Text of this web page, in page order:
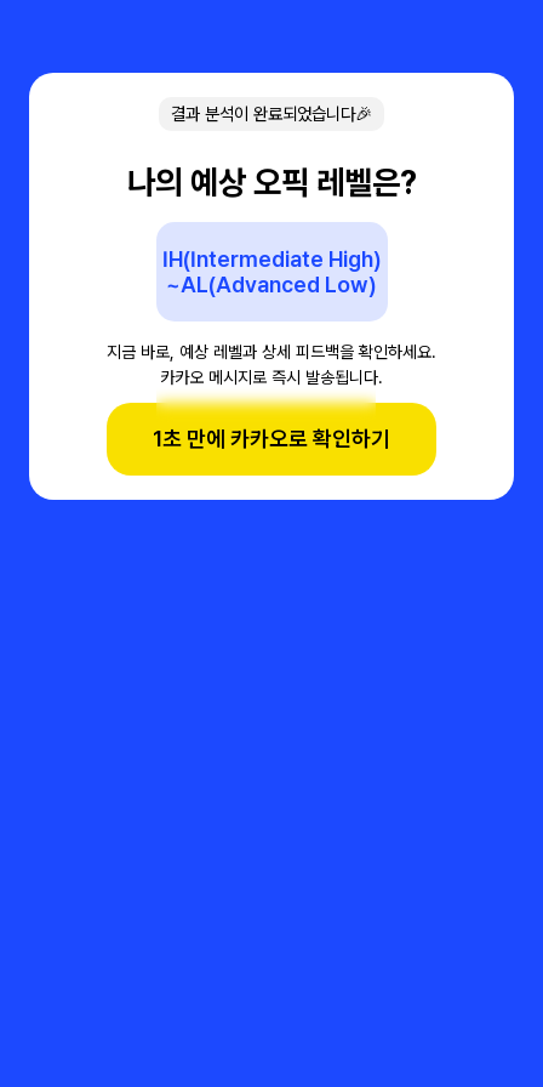
결과 분석이 완료되었습니다🎉
나의 예상 오픽 레벨은?
IH(Intermediate High)
~AL(Advanced Low)
지금 바로, 예상 레벨과 상세 피드백을 확인하세요.
카카오 메시지로 즉시 발송됩니다.
1초 만에 카카오로 확인하기